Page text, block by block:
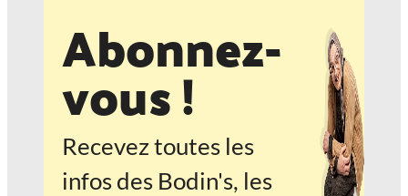
Abonnez-
vous !
Recevez toutes les
infos des Bodin's, les